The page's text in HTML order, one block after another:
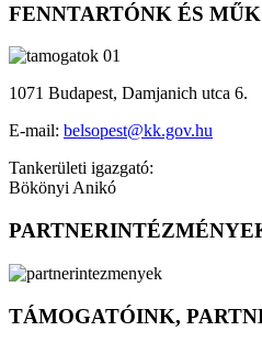
FENNTARTÓNK ÉS
1071 Budapest, Damjanich utca 6.
E-mail: belsopest@kk.gov.hu
Tankerületi igazgató:
Bökönyi Anikó
TÁMOGATÓINK,